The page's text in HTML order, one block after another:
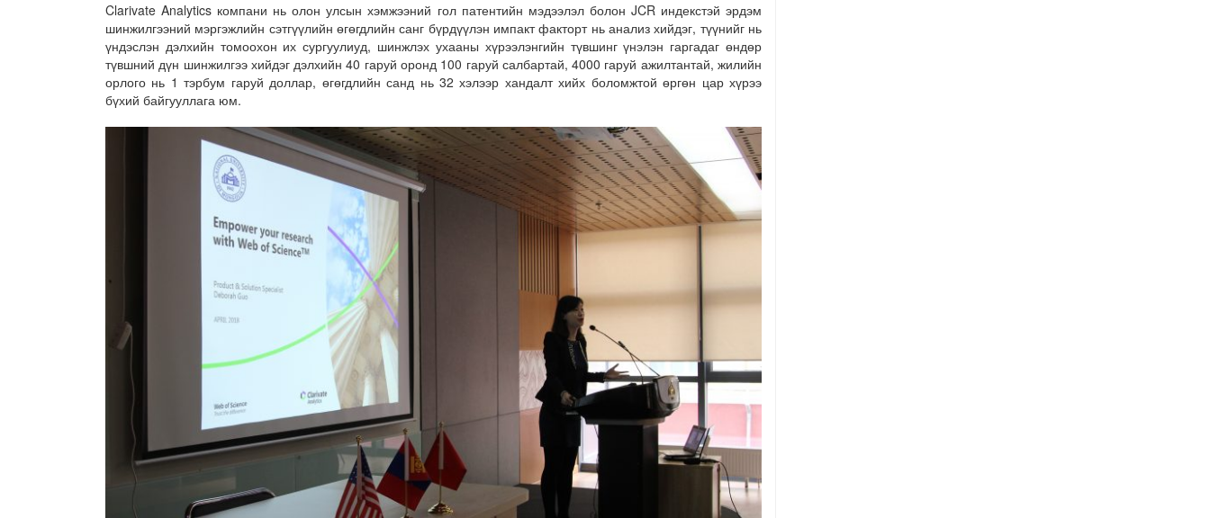
Clarivate Analytics компани нь олон улсын хэмжээний гол патентийн мэдээлэл болон JCR индекстэй эрдэм
шинжилгээний мэргэжлийн сэтгүүлийн өгөгдлийн санг бүрдүүлэн импакт факторт нь анализ хийдэг, түүнийг нь
үндэслэн дэлхийн томоохон их сургуулиуд, шинжлэх ухааны хүрээлэнгийн түвшинг үнэлэн гаргадаг өндөр
түвшний дүн шинжилгээ хийдэг дэлхийн 40 гаруй оронд 100 гаруй салбартай, 4000 гаруй ажилтантай, жилийн
орлого нь 1 тэрбум гаруй доллар, өгөгдлийн санд нь 32 хэлээр хандалт хийх боломжтой өргөн цар хүрээ
бүхий байгууллага юм.